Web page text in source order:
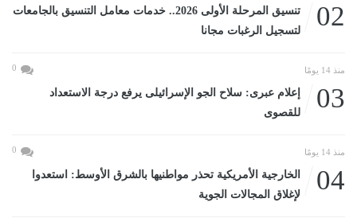
02
تنسيق المرحلة الأولى 2026.. خدمات معامل التنسيق بالجامعات
لتسجيل الرغبات مجانا
منذ 14 يومًا 0
03
إعلام عبرى: سلاح الجو الإسرائيلى يرفع درجة الاستعداد
للقصوى
منذ 14 يومًا 0
04
الخارجية الأمريكية تحذر مواطنيها بالشرق الأوسط: استعدوا
لإغلاق المجالات الجوية